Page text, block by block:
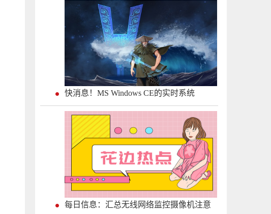
快消息！MS Windows CE的实时系统
每日信息：汇总无线网络监控摄像机注意